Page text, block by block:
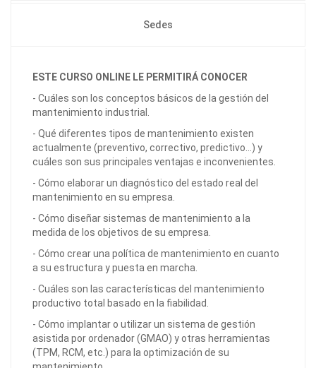
Sedes
ESTE CURSO ONLINE LE PERMITIRÁ CONOCER
- Cuáles son los conceptos básicos de la gestión del
mantenimiento industrial.
- Qué diferentes tipos de mantenimiento existen
actualmente (preventivo, correctivo, predictivo…) y
cuáles son sus principales ventajas e inconvenientes.
- Cómo elaborar un diagnóstico del estado real del
mantenimiento en su empresa.
- Cómo diseñar sistemas de mantenimiento a la
medida de los objetivos de su empresa.
- Cómo crear una política de mantenimiento en cuanto
a su estructura y puesta en marcha.
- Cuáles son las características del mantenimiento
productivo total basado en la fiabilidad.
- Cómo implantar o utilizar un sistema de gestión
asistida por ordenador (GMAO) y otras herramientas
(TPM, RCM, etc.) para la optimización de su